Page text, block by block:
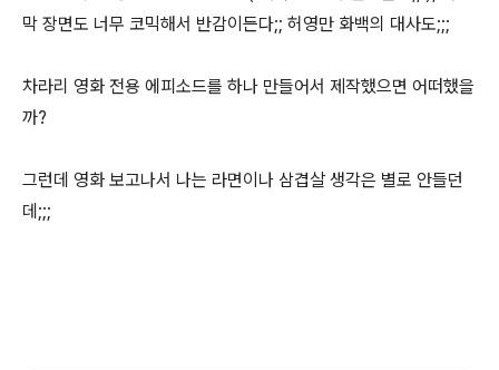
막 장면도 너무 코믹해서 반감이든다;; 허영만 화백의 대사도;;;
차라리 영화 전용 에피소드를 하나 만들어서 제작했으면 어떠했을
까?
그런데 영화 보고나서 나는 라면이나 삼겹살 생각은 별로 안들던
데;;;